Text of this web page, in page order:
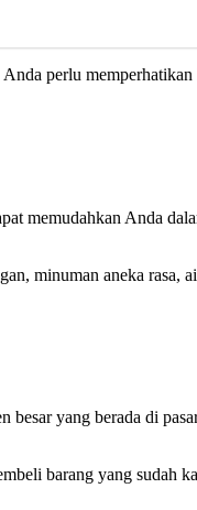
perlu
memudahkan Anda
minuman aneka rasa,
yang berada di
barang yang sudah